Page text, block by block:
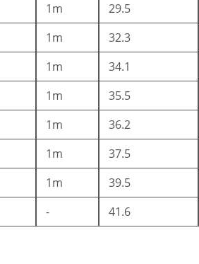
1m 29.5
1m 32.3
1m 34.1
1m 35.5
1m 36.2
1m 37.5
1m 39.5
- 41.6